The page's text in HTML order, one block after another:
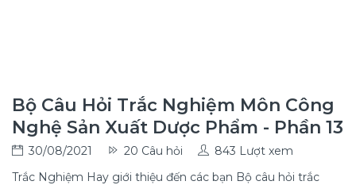
Bộ Câu Hỏi Trắc Nghiệm Môn Công
Nghệ Sản Xuất Dược Phẩm - Phần 13
30/08/2021 20 Câu hỏi
843 Lượt xem
Trắc Nghiệm Hay giới thiệu đến các bạn Bộ câu hỏi trắc